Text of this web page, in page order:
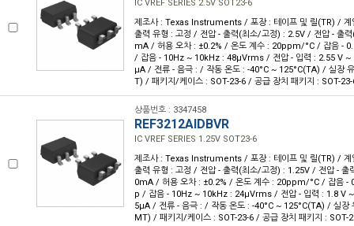
IC VREF SERIES 2.5V SOT23-6
제조사 : Texas Instruments / 포장 : 테이프 및 릴(TR) / 계
출력 유형 : 고정 / 전압 - 출력(최소/고정) : 2.5V / 전압 - 출
mA / 허용 오차 : ±0.2% / 온도 계수 : 20ppm/°C / 잡음 -
/ 잡음 - 10Hz ~ 10kHz : 48µVrms / 전압 - 입력 : 2.55 V ~
µA / 전류 - 음극 : / 작동 온도 : -40°C ~ 125°C(TA) / 실장
T) / 패키지/케이스 : SOT-23-6 / 공급 장치 패키지 : SOT-23-
상품번호 : 3347458
REF3212AIDBVR
IC VREF SERIES 1.25V SOT23-6
제조사 : Texas Instruments / 포장 : 테이프 및 릴(TR) / 계
출력 유형 : 고정 / 전압 - 출력(최소/고정) : 1.25V / 전압 - 출
0mA / 허용 오차 : ±0.2% / 온도 계수 : 20ppm/°C / 잡음 -
p / 잡음 - 10Hz ~ 10kHz : 24µVrms / 전압 - 입력 : 1.8 V
5µA / 전류 - 음극 : / 작동 온도 : -40°C ~ 125°C(TA) / 실장
MT) / 패키지/케이스 : SOT-23-6 / 공급 장치 패키지 : SOT-